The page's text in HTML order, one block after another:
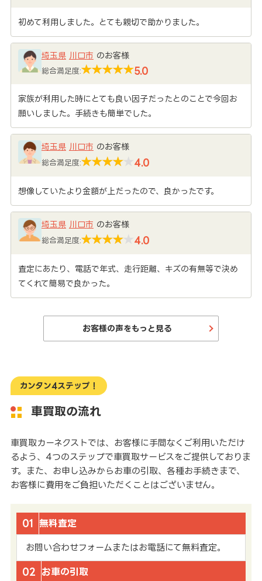
初めて利用しました。とても親切で助かりました。
埼玉県 川口市 のお客様
総合満足度: 5.0
家族が利用した時にとても良い因子だったとのことで今回お
願いしました。手続きも簡単でした。
埼玉県 川口市 のお客様
総合満足度: 4.0
想像していたより金額が上だったので、良かったです。
埼玉県 川口市 のお客様
総合満足度: 4.0
査定にあたり、電話で年式、走行距離、キズの有無等で決め
てくれて簡易で良かった。
お客様の声をもっと見る
カンタン4ステップ！
車買取の流れ
車買取カーネクストでは、お客様に手間なくご利用いただけ
るよう、4つのステップで車買取サービスをご提供しておりま
す。また、お申し込みからお車の引取、各種お手続きまで、
お客様に費用をご負担いただくことはございません。
01 無料査定
お問い合わせフォームまたはお電話にて無料査定。
02 お車の引取